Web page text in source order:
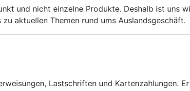
und nicht einzelne Produkte. Deshalb ist uns
aktuellen Themen rund ums Auslandsgeschäft.
Lastschriften und Kartenzahlungen.